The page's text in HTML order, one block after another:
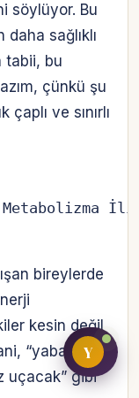
söylüyor. Bu
sağlıklı
tabii, bu
çünkü şu
ve sınırlı
bireylerde
kesin değil
“yaban
uçacak” gibi
Y